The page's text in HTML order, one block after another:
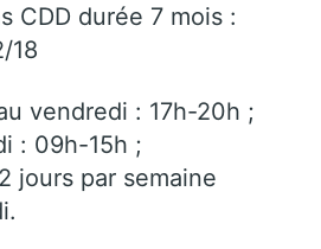
CDD durée 7 mois :
18
vendredi : 17h-20h ;
: 09h-15h ;
jours par semaine